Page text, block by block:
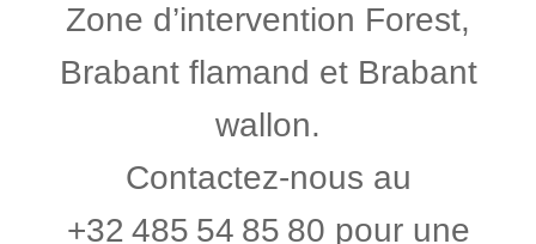
Zone d’intervention Forest,
Brabant flamand et Brabant
wallon.
Contactez-nous au
+32 485 54 85 80 pour une